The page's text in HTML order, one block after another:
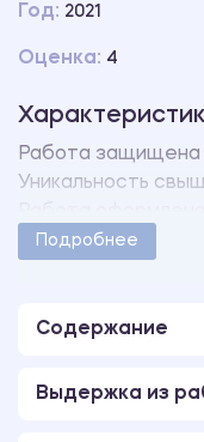
Год: 2021
Оценка: 4
Работа защищена
Уникальность
методическими
MS Access
Подробнее
Содержание
Выдержка из